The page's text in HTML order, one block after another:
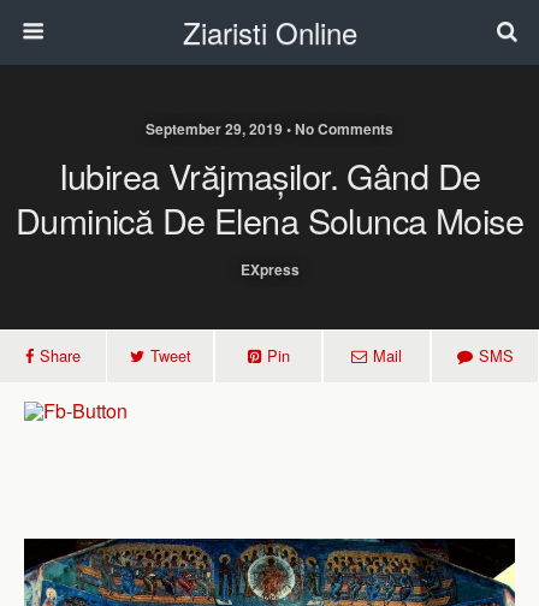
Ziaristi Online
September 29, 2019 • No Comments
Iubirea Vrăjmașilor. Gând De
Duminică De Elena Solunca Moise
EXpress
Share Tweet Pin Mail SMS